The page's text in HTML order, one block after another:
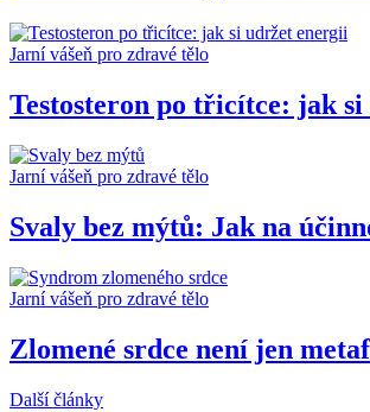
Jarní vášeň pro zdravé tělo
Testosteron po třicítce: jak
Jarní vášeň pro zdravé tělo
Svaly bez mýtů: Jak na
Jarní vášeň pro zdravé tělo
Zlomené srdce není jen
Další články